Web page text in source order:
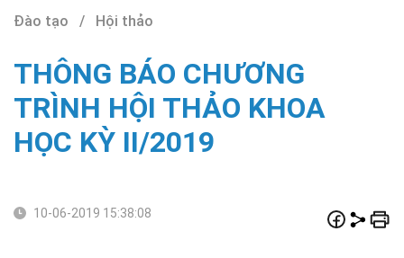
Đào tạo / Hội thảo
THÔNG BÁO CHƯƠNG
TRÌNH HỘI THẢO KHOA
HỌC KỲ II/2019
10-06-2019 15:38:08